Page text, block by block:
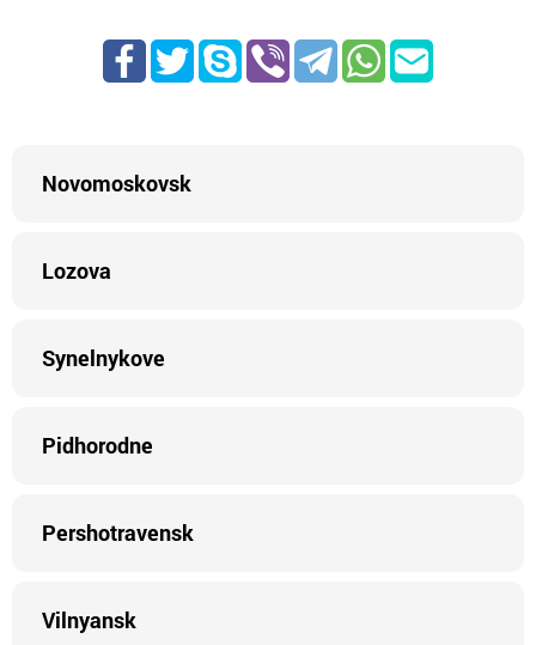
Novomoskovsk
Lozova
Synelnykove
Pidhorodne
Pershotravensk
Vilnyansk